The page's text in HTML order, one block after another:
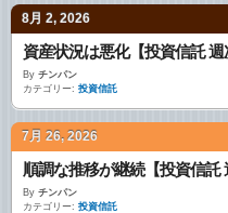
8月 2, 2026
資産状況は悪化【投資信託 週
By チンパン
カテゴリー: 投資信託
7月 26, 2026
順調な推移が継続【投資信託
By チンパン
カテゴリー: 投資信託